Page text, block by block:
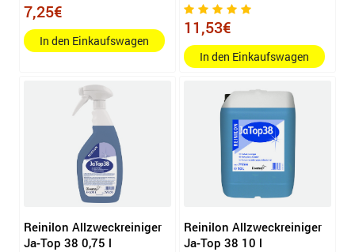
7,25€
In den Einkaufswagen
11,53€
In den Einkaufswagen
Reinilon Allzweckreiniger
Ja-Top 38 0,75 l
Reinilon Allzweckreiniger
Ja-Top 38 10 l